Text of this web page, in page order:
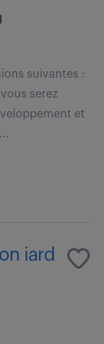
suivantes :
serez
et
iard